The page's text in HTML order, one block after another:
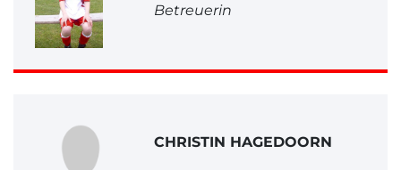
Betreuerin
CHRISTIN HAGEDOORN